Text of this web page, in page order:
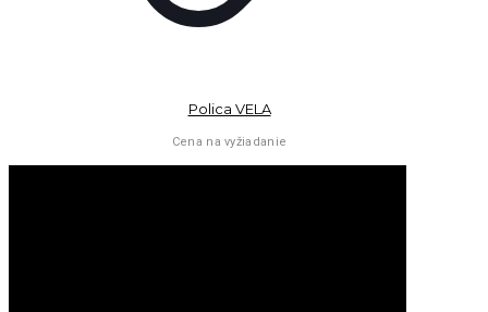
Polica VELA
Cena na vyžiadanie